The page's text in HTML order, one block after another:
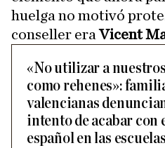
huelga no motivó
conseller eraVicent
«No utilizar a
como rehenes»:
valencianas
intento de acabar con
español en las escuelas